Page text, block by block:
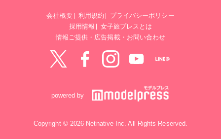
会社概要 利用規約
プライバシーポリシー
採用情報
女子旅プレスとは
情報ご提供・広告掲載・お問い合わせ
powered by
Copyright © 2026 Netnative Inc. All Rights Reserved.